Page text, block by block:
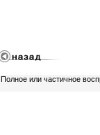
Полное или частичное